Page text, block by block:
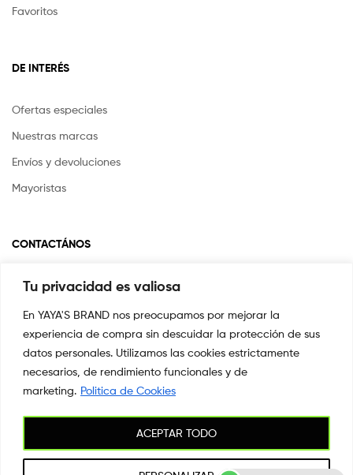
Tu privacidad es valiosa
En YAYA'S BRAND nos preocupamos por mejorar la
experiencia de compra sin descuidar la protección de sus
datos personales. Utilizamos las cookies estrictamente
necesarios, de rendimiento funcionales y de
marketing. Politica de Cookies
ACEPTAR TODO
Favoritos
DE INTERÉS
Ofertas especiales
Nuestras marcas
Envíos y devoluciones
Mayoristas
CONTACTÁNOS
Si tienes alguna pregunta o inquietud escríbenos a
CARRERA 8 # 14-45 SAN PEDRO
CALI, COLOMBIA
+57 3044553869
Copyright © 2026YAYA'S BRAND. All Rights Reserved.